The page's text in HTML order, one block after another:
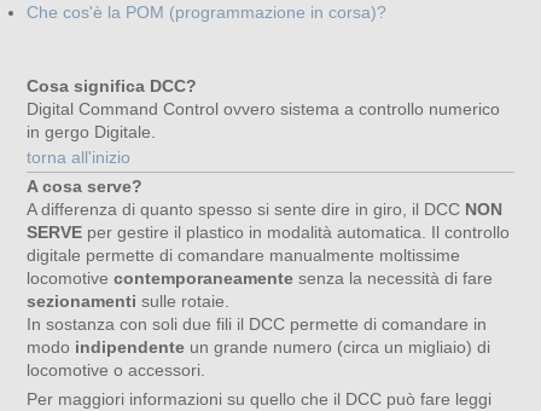
Che cos'è la POM (programmazione in corsa)?
Cosa significa DCC?
Digital Command Control ovvero sistema a controllo numerico
in gergo Digitale.
torna all'inizio
A cosa serve?
A differenza di quanto spesso si sente dire in giro, il DCC NON
SERVE per gestire il plastico in modalità automatica. Il controllo
digitale permette di comandare manualmente moltissime
locomotive contemporaneamente senza la necessità di fare
sezionamenti sulle rotaie.
In sostanza con soli due fili il DCC permette di comandare in
modo indipendente un grande numero (circa un migliaio) di
locomotive o accessori.
Per maggiori informazioni su quello che il DCC può fare leggi